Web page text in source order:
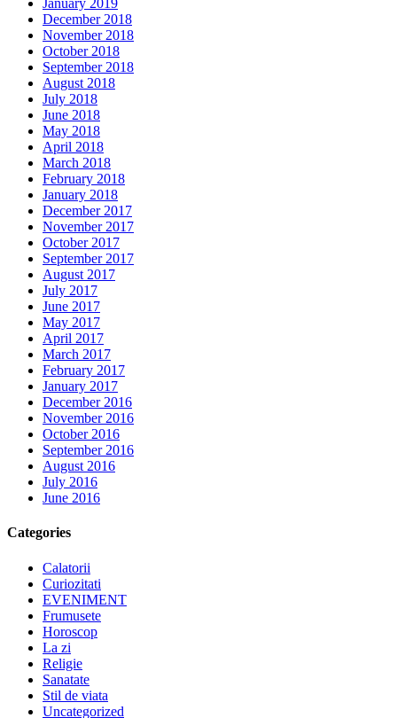
January 2019
December 2018
November 2018
October 2018
September 2018
August 2018
July 2018
June 2018
May 2018
April 2018
March 2018
February 2018
January 2018
December 2017
November 2017
October 2017
September 2017
August 2017
July 2017
June 2017
May 2017
April 2017
March 2017
February 2017
January 2017
December 2016
November 2016
October 2016
September 2016
August 2016
July 2016
June 2016
Categories
Calatorii
Curiozitati
EVENIMENT
Frumusete
Horoscop
La zi
Religie
Sanatate
Stil de viata
Uncategorized